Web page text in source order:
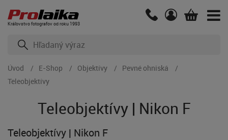
Kráľovstvo fotografov od roku 1993
Úvod E-Shop Objektívy
Pevné ohniská
Teleobjektívy
Teleobjektívy | Nikon F
Teleobjektívy | Nikon F